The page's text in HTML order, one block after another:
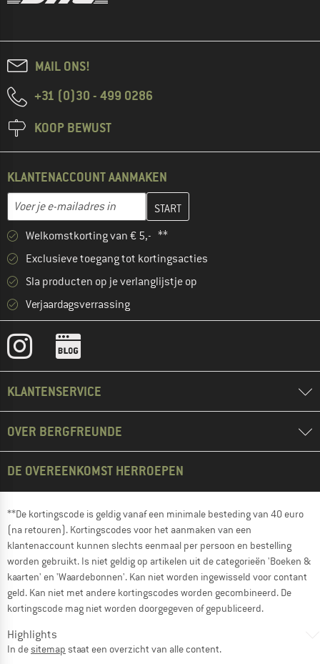
MAIL ONS!
+31 (0)30 - 499 0286
KOOP BEWUST
KLANTENACCOUNT AANMAKEN
E-mailadres
Vul je e-mailadres hier in en maak in de volgende stap je
Welkomstkorting van € 5,- **
Exclusieve toegang tot kortingsacties
Sla producten op je verlanglijstje op
Verjaardagsverrassing
KLANTENSERVICE
OVER BERGFREUNDE
DE OVEREENKOMST HERROEPEN
**De kortingscode is geldig vanaf een minimale besteding van 40 euro
(na retouren). Kortingscodes voor het aanmaken van een
klantenaccount kunnen slechts eenmaal per persoon en bestelling
worden gebruikt. Is niet geldig op artikelen uit de categorieën 'Boeken &
kaarten' en 'Waardebonnen'. Kan niet worden ingewisseld voor contant
geld. Kan niet met andere kortingscodes worden gecombineerd. De
kortingscode mag niet worden doorgegeven of gepubliceerd.
Highlights
In desitemap staat een overzicht van alle content.